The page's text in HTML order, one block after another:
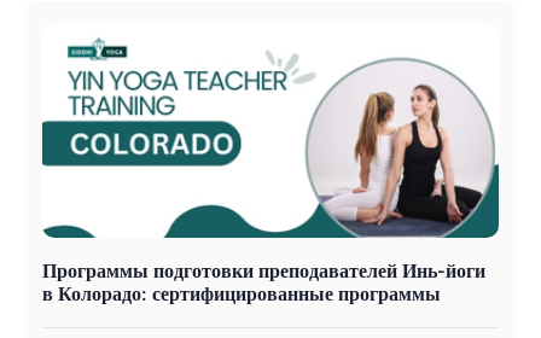
Программы подготовки преподавателей Инь-йоги
в Колорадо: сертифицированные программы